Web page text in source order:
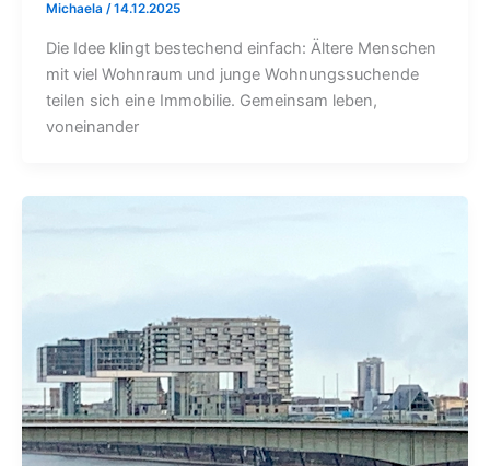
Michaela /14.12.2025
Die Idee klingt bestechend einfach: Ältere Menschen
mit viel Wohnraum und junge Wohnungssuchende
teilen sich eine Immobilie. Gemeinsam leben,
voneinander